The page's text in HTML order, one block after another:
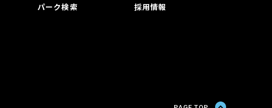
パーク検索 採用情報